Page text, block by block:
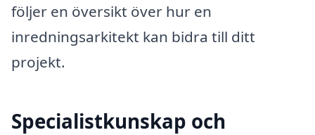
följer en översikt över hur en
inredningsarkitekt kan bidra till ditt
projekt.
Specialistkunskap och